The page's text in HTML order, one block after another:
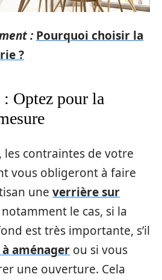
: Pourquoi choisir la
?
Optez pour la
les contraintes de votre
vous obligeront à faire
une verrière sur
le cas, si la
est très importante, s’il
aménager ou si vous
une ouverture. Cela